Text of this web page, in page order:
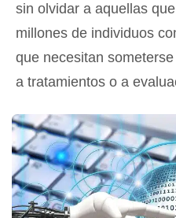
sin olvidar a aquellas
millones de individuos
que necesitan
a tratamientos o a